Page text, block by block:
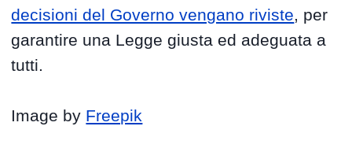
decisioni del Governo vengano riviste, per
garantire una Legge giusta ed adeguata a
tutti.
Image by Freepik